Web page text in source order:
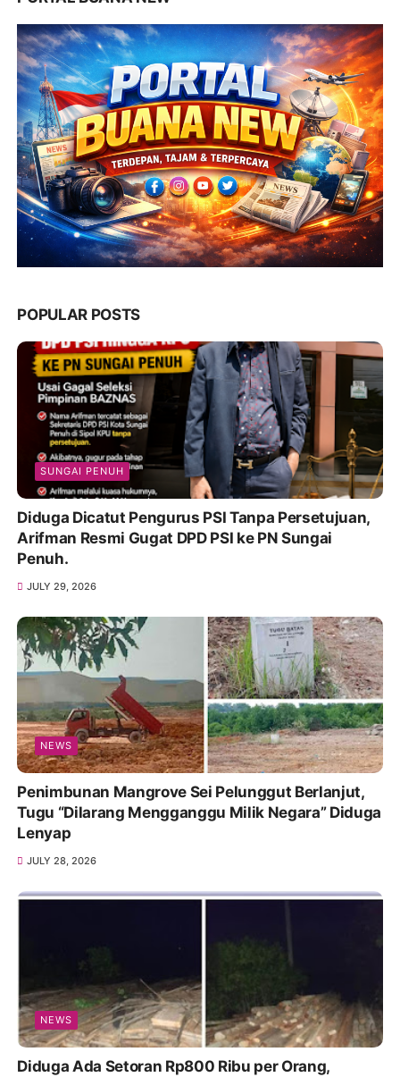
POPULAR POSTS
SUNGAI PENUH
Diduga Dicatut Pengurus PSI Tanpa Persetujuan,
Arifman Resmi Gugat DPD PSI ke PN Sungai
Penuh.
JULY 29, 2026
NEWS
Penimbunan Mangrove Sei Pelunggut Berlanjut,
Tugu “Dilarang Mengganggu Milik Negara” Diduga
Lenyap
JULY 28, 2026
NEWS
Diduga Ada Setoran Rp800 Ribu per Orang,